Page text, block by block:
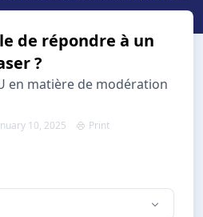
de répondre à un
?
en matière de modération
10, 2025 Print